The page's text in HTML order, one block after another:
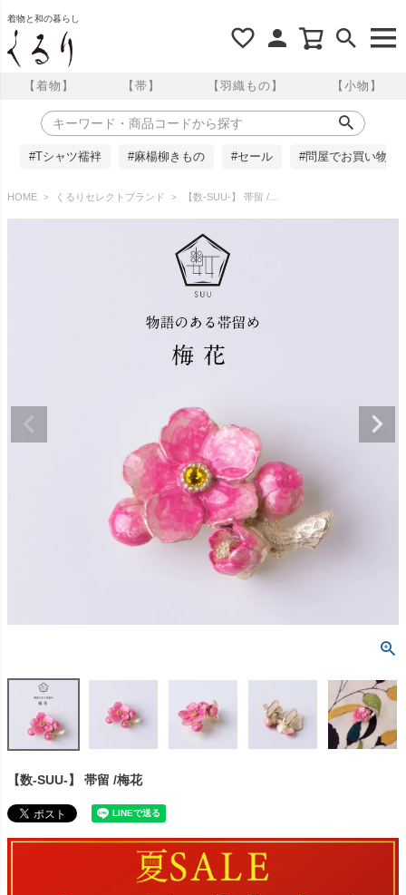
着物と和の暮らし
【着物】 【帯】 【羽織もの】 【小物】
#Tシャツ襦袢 #麻楊柳きもの #セール #問屋でお買い物
HOME くるりセレクトブランド 【数-SUU-】 帯留 /梅花
【数-SUU-】 帯留 /梅花